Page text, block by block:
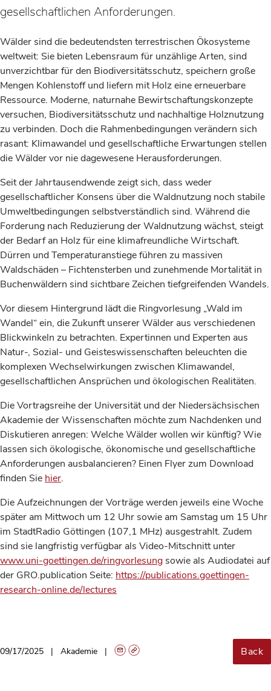
gesellschaftlichen Anforderungen.
Wälder sind die bedeutendsten terrestrischen Ökosysteme
weltweit: Sie bieten Lebensraum für unzählige Arten, sind
unverzichtbar für den Biodiversitätsschutz, speichern große
Mengen Kohlenstoff und liefern mit Holz eine erneuerbare
Ressource. Moderne, naturnahe Bewirtschaftungskonzepte
versuchen, Biodiversitätsschutz und nachhaltige Holznutzung
zu verbinden. Doch die Rahmenbedingungen verändern sich
rasant: Klimawandel und gesellschaftliche Erwartungen stellen
die Wälder vor nie dagewesene Herausforderungen.
Seit der Jahrtausendwende zeigt sich, dass weder
gesellschaftlicher Konsens über die Waldnutzung noch stabile
Umweltbedingungen selbstverständlich sind. Während die
Forderung nach Reduzierung der Waldnutzung wächst, steigt
der Bedarf an Holz für eine klimafreundliche Wirtschaft.
Dürren und Temperaturanstiege führen zu massiven
Waldschäden – Fichtensterben und zunehmende Mortalität in
Buchenwäldern sind sichtbare Zeichen tiefgreifenden Wandels.
Vor diesem Hintergrund lädt die Ringvorlesung „Wald im
Wandel“ ein, die Zukunft unserer Wälder aus verschiedenen
Blickwinkeln zu betrachten. Expertinnen und Experten aus
Natur-, Sozial- und Geisteswissenschaften beleuchten die
komplexen Wechselwirkungen zwischen Klimawandel,
gesellschaftlichen Ansprüchen und ökologischen Realitäten.
Die Vortragsreihe der Universität und der Niedersächsischen
Akademie der Wissenschaften möchte zum Nachdenken und
Diskutieren anregen: Welche Wälder wollen wir künftig? Wie
lassen sich ökologische, ökonomische und gesellschaftliche
Anforderungen ausbalancieren? Einen Flyer zum Download
finden Sie hier.
Die Aufzeichnungen der Vorträge werden jeweils eine Woche
später am Mittwoch um 12 Uhr sowie am Samstag um 15 Uhr
im StadtRadio Göttingen (107,1 MHz) ausgestrahlt. Zudem
sind sie langfristig verfügbar als Video-Mitschnitt unter
www.uni-goettingen.de/ringvorlesung sowie als Audiodatei auf
der GRO.publication Seite: https://publications.goettingen-
research-online.de/lectures
09/17/2025 Akademie Back